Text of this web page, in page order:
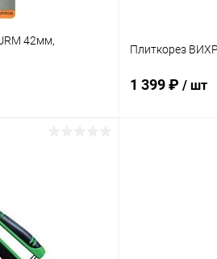
42мм,
В наличии
Плиткорез
1 399 ₽ / шт